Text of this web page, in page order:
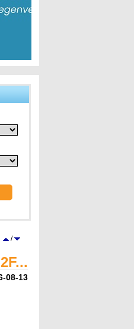
/
08-13